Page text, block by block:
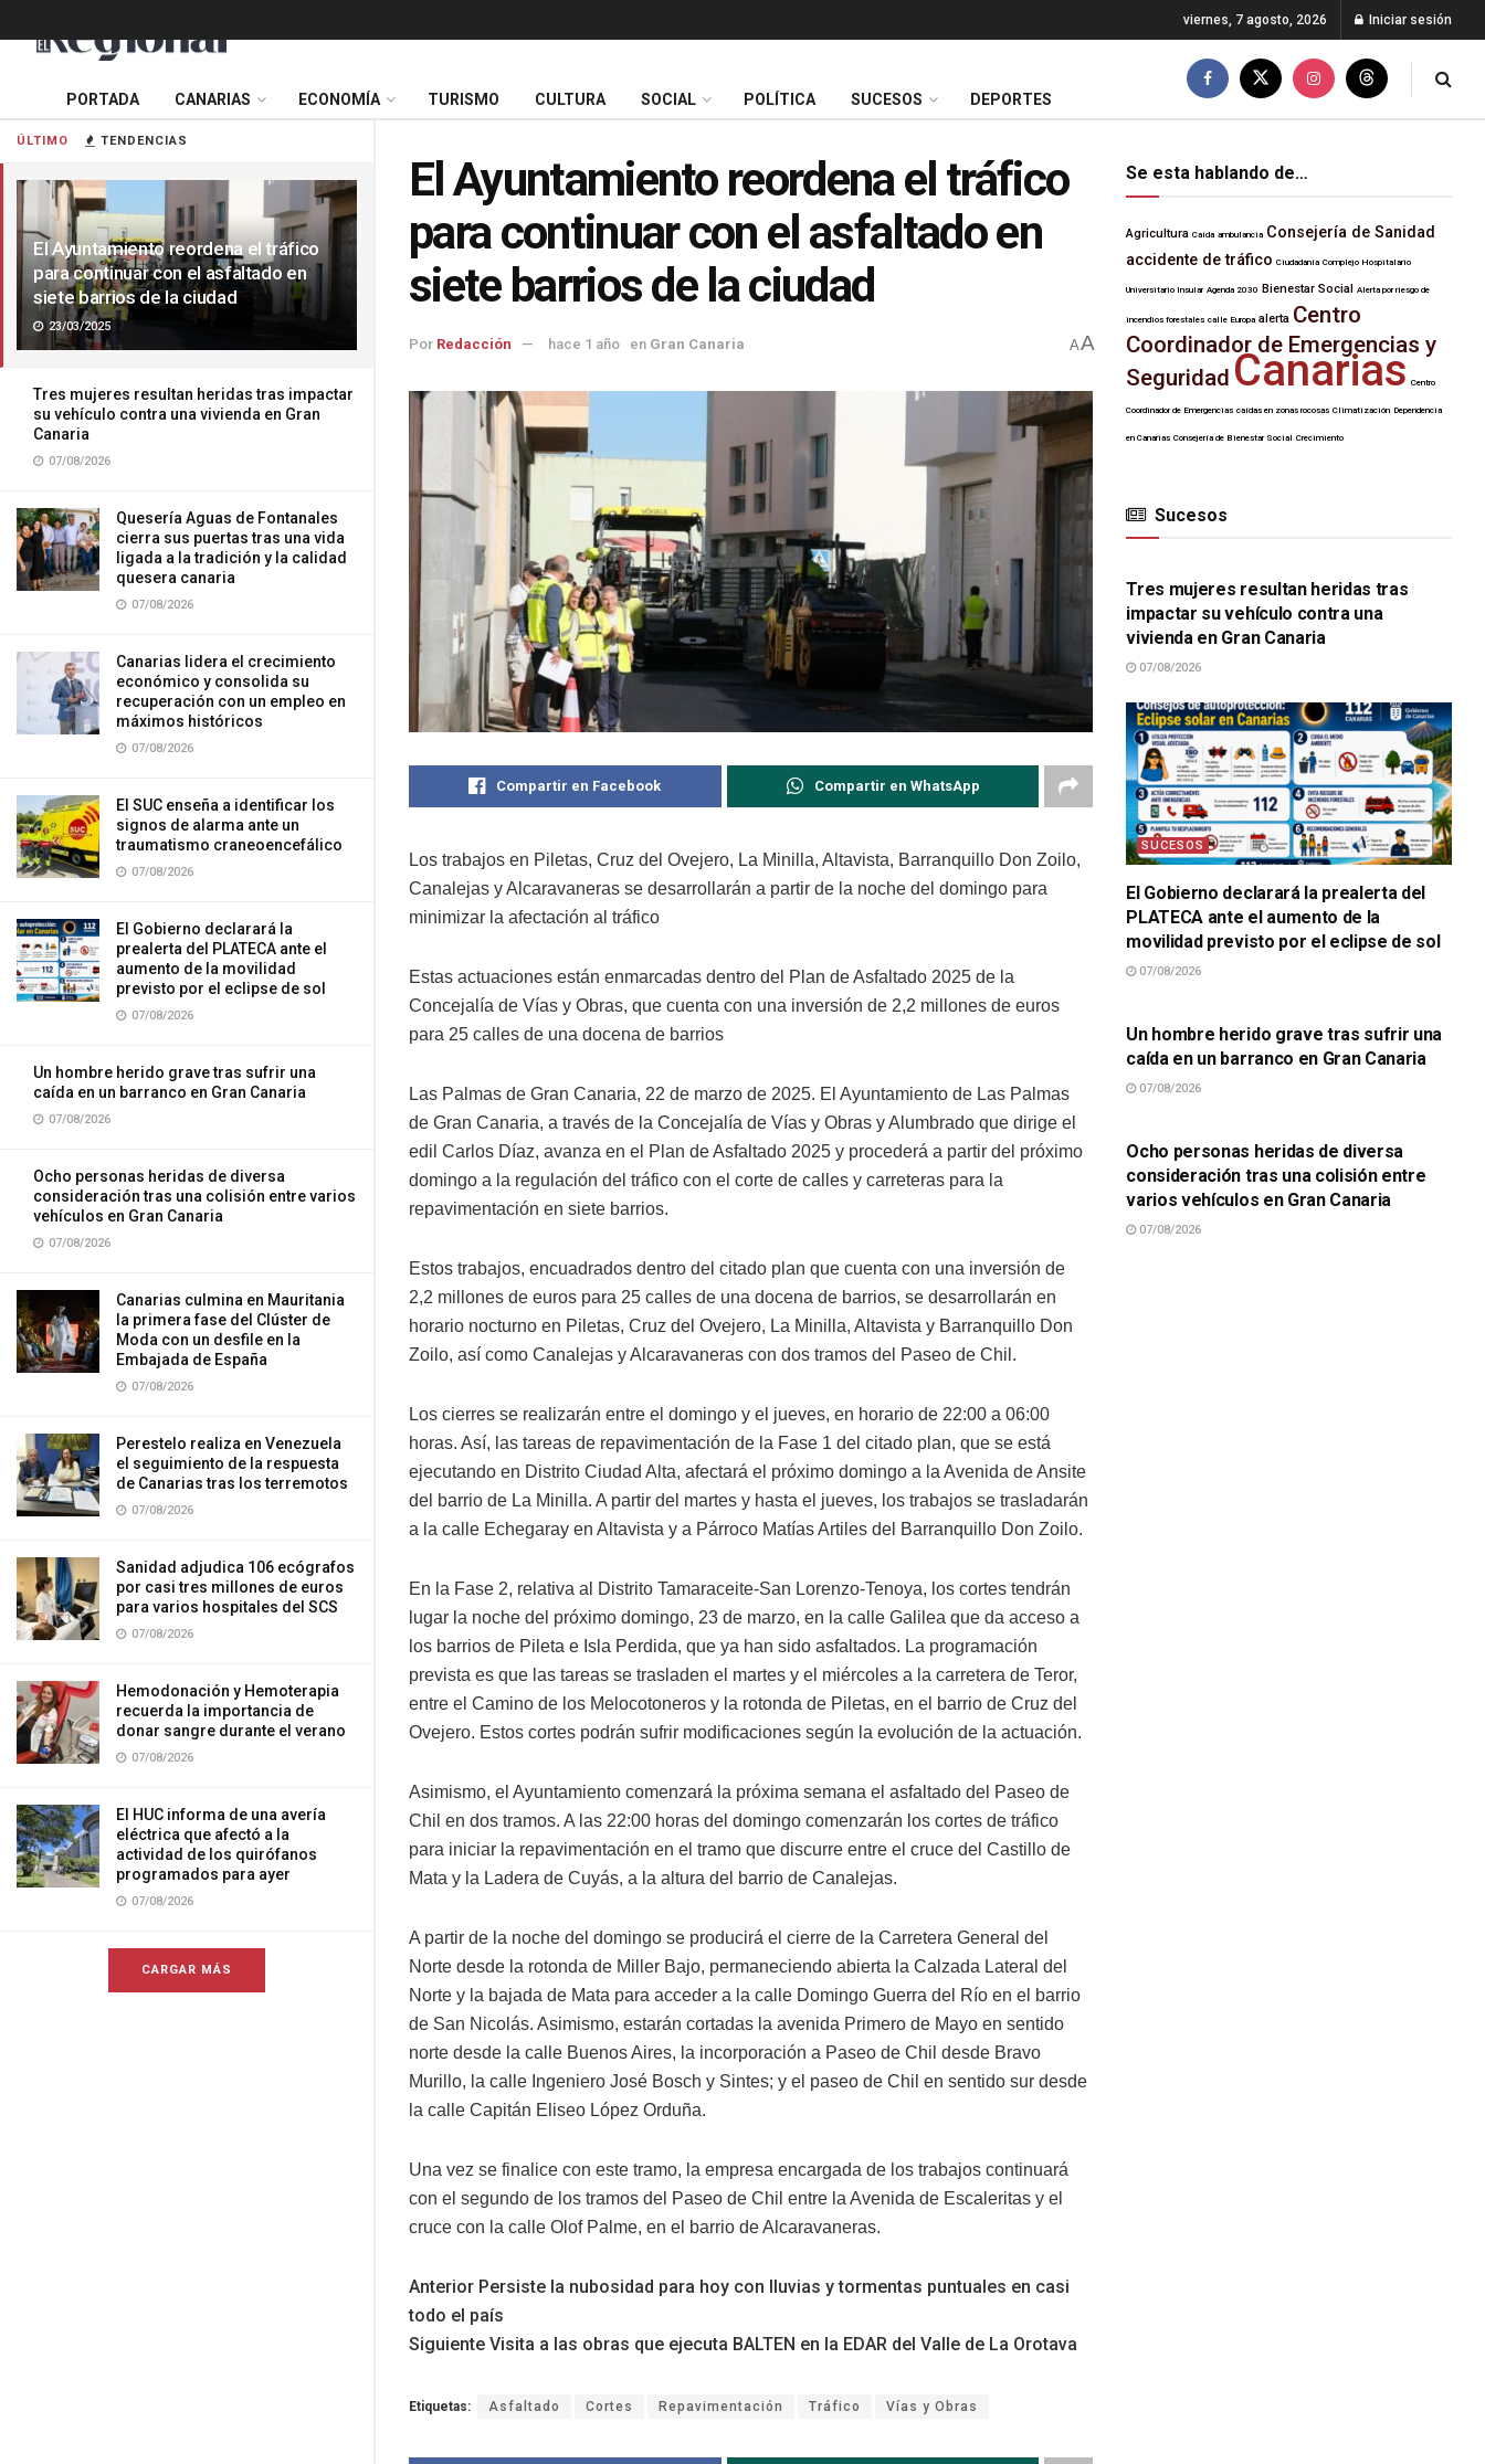
ÚLTIMO TENDENCIAS
El Ayuntamiento reordena el tráfico
para continuar con el asfaltado en
siete barrios de la ciudad
23/03/2025
Tres mujeres resultan heridas tras impactar
su vehículo contra una vivienda en Gran
Canaria
07/08/2026
Quesería Aguas de Fontanales
cierra sus puertas tras una vida
ligada a la tradición y la calidad
quesera canaria
07/08/2026
Canarias lidera el crecimiento
económico y consolida su
recuperación con un empleo en
máximos históricos
07/08/2026
El SUC enseña a identificar los
signos de alarma ante un
traumatismo craneoencefálico
07/08/2026
El Gobierno declarará la
prealerta del PLATECA ante el
aumento de la movilidad
previsto por el eclipse de sol
07/08/2026
Un hombre herido grave tras sufrir una
caída en un barranco en Gran Canaria
07/08/2026
Ocho personas heridas de diversa
consideración tras una colisión entre varios
vehículos en Gran Canaria
07/08/2026
Canarias culmina en Mauritania
la primera fase del Clúster de
Moda con un desfile en la
Embajada de España
07/08/2026
Perestelo realiza en Venezuela
el seguimiento de la respuesta
de Canarias tras los terremotos
07/08/2026
Sanidad adjudica 106 ecógrafos
por casi tres millones de euros
para varios hospitales del SCS
07/08/2026
Hemodonación y Hemoterapia
recuerda la importancia de
donar sangre durante el verano
07/08/2026
El HUC informa de una avería
eléctrica que afectó a la
actividad de los quirófanos
programados para ayer
07/08/2026
CARGAR MÁS
viernes, 7 agosto, 2026 Iniciar sesión
PORTADA CANARIAS ECONOMÍA TURISMO CULTURA SOCIAL POLÍTICA SUCESOS DEPORTES
El Ayuntamiento reordena el tráfico
para continuar con el asfaltado en
siete barrios de la ciudad
Por Redacción hace 1 año en Gran Canaria AA
Compartir en Facebook Compartir en WhatsApp
Los trabajos en Piletas, Cruz del Ovejero, La Minilla, Altavista, Barranquillo Don Zoilo,
Canalejas y Alcaravaneras se desarrollarán a partir de la noche del domingo para
minimizar la afectación al tráfico
Estas actuaciones están enmarcadas dentro del Plan de Asfaltado 2025 de la
Concejalía de Vías y Obras, que cuenta con una inversión de 2,2 millones de euros
para 25 calles de una docena de barrios
Las Palmas de Gran Canaria, 22 de marzo de 2025. El Ayuntamiento de Las Palmas
de Gran Canaria, a través de la Concejalía de Vías y Obras y Alumbrado que dirige el
edil Carlos Díaz, avanza en el Plan de Asfaltado 2025 y procederá a partir del próximo
domingo a la regulación del tráfico con el corte de calles y carreteras para la
repavimentación en siete barrios.
Estos trabajos, encuadrados dentro del citado plan que cuenta con una inversión de
2,2 millones de euros para 25 calles de una docena de barrios, se desarrollarán en
horario nocturno en Piletas, Cruz del Ovejero, La Minilla, Altavista y Barranquillo Don
Zoilo, así como Canalejas y Alcaravaneras con dos tramos del Paseo de Chil.
Los cierres se realizarán entre el domingo y el jueves, en horario de 22:00 a 06:00
horas. Así, las tareas de repavimentación de la Fase 1 del citado plan, que se está
ejecutando en Distrito Ciudad Alta, afectará el próximo domingo a la Avenida de Ansite
del barrio de La Minilla. A partir del martes y hasta el jueves, los trabajos se trasladarán
a la calle Echegaray en Altavista y a Párroco Matías Artiles del Barranquillo Don Zoilo.
En la Fase 2, relativa al Distrito Tamaraceite-San Lorenzo-Tenoya, los cortes tendrán
lugar la noche del próximo domingo, 23 de marzo, en la calle Galilea que da acceso a
los barrios de Pileta e Isla Perdida, que ya han sido asfaltados. La programación
prevista es que las tareas se trasladen el martes y el miércoles a la carretera de Teror,
entre el Camino de los Melocotoneros y la rotonda de Piletas, en el barrio de Cruz del
Ovejero. Estos cortes podrán sufrir modificaciones según la evolución de la actuación.
Asimismo, el Ayuntamiento comenzará la próxima semana el asfaltado del Paseo de
Chil en dos tramos. A las 22:00 horas del domingo comenzarán los cortes de tráfico
para iniciar la repavimentación en el tramo que discurre entre el cruce del Castillo de
Mata y la Ladera de Cuyás, a la altura del barrio de Canalejas.
A partir de la noche del domingo se producirá el cierre de la Carretera General del
Norte desde la rotonda de Miller Bajo, permaneciendo abierta la Calzada Lateral del
Norte y la bajada de Mata para acceder a la calle Domingo Guerra del Río en el barrio
de San Nicolás. Asimismo, estarán cortadas la avenida Primero de Mayo en sentido
norte desde la calle Buenos Aires, la incorporación a Paseo de Chil desde Bravo
Murillo, la calle Ingeniero José Bosch y Sintes; y el paseo de Chil en sentido sur desde
la calle Capitán Eliseo López Orduña.
Una vez se finalice con este tramo, la empresa encargada de los trabajos continuará
con el segundo de los tramos del Paseo de Chil entre la Avenida de Escaleritas y el
cruce con la calle Olof Palme, en el barrio de Alcaravaneras.
Anterior Persiste la nubosidad para hoy con lluvias y tormentas puntuales en casi
todo el país
Siguiente Visita a las obras que ejecuta BALTEN en la EDAR del Valle de La Orotava
Etiquetas: Asfaltado Cortes Repavimentación Tráfico Vías y Obras
Se esta hablando de…
Agricultura Caída ambulancia Consejería de Sanidad
accidente de tráfico Ciudadanía Complejo Hospitalario
Universitario Insular Agenda 2030 Bienestar Social Alerta por riesgo de
incendios forestales calle Europa alerta Centro
Coordinador de Emergencias y
Seguridad Canarias Centro
Coordinador de Emergencias caídas en zonas rocosas Climatización Dependencia
en Canarias Consejería de Bienestar Social Crecimiento
Sucesos
SUCESOS
Tres mujeres resultan heridas tras
impactar su vehículo contra una
vivienda en Gran Canaria
07/08/2026
SUCESOS
El Gobierno declarará la prealerta del
PLATECA ante el aumento de la
movilidad previsto por el eclipse de sol
07/08/2026
Un hombre herido grave tras sufrir una
caída en un barranco en Gran Canaria
07/08/2026
Ocho personas heridas de diversa
consideración tras una colisión entre
varios vehículos en Gran Canaria
07/08/2026